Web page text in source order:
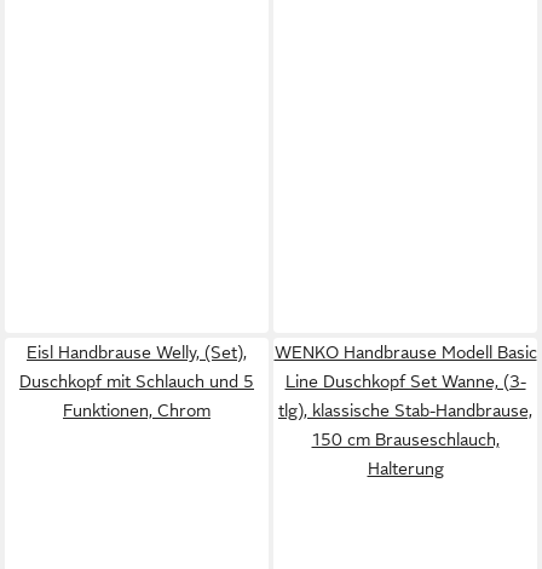
Eisl Handbrause Welly, (Set),
Duschkopf mit Schlauch und 5
Funktionen, Chrom
WENKO Handbrause Modell Basic
Line Duschkopf Set Wanne, (3-
tlg), klassische Stab-Handbrause,
150 cm Brauseschlauch,
Halterung